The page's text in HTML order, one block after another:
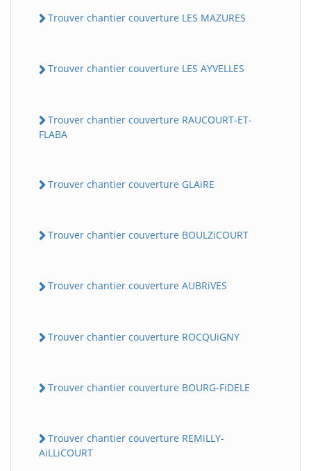
Trouver chantier couverture LES MAZURES
Trouver chantier couverture LES AYVELLES
Trouver chantier couverture RAUCOURT-ET-
FLABA
Trouver chantier couverture GLAiRE
Trouver chantier couverture BOULZiCOURT
Trouver chantier couverture AUBRiVES
Trouver chantier couverture ROCQUiGNY
Trouver chantier couverture BOURG-FiDELE
Trouver chantier couverture REMiLLY-
AiLLiCOURT